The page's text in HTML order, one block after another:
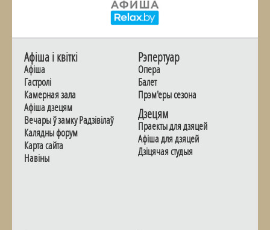
Афiша i квiткi
Афiша
Гастролi
Камерная зала
Афiша дзецям
Вечары ў замку Радзiвiлаў
Калядны форум
Карта сайта
Навiны
Рэпертуар
Опера
Балет
Прэм'еры сезона
Дзецям
Праекты для дзяцей
Афiша для дзяцей
Дзiцячая студыя